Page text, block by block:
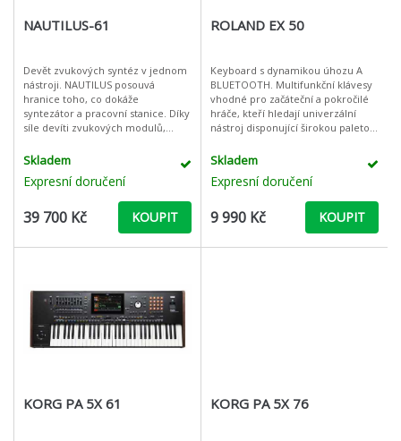
NAUTILUS-61
Devět zvukových syntéz v jednom
nástroji. NAUTILUS posouvá
hranice toho, co dokáže
syntezátor a pracovní stanice. Díky
síle devíti zvukových modulů,
bohatému samplingu, audio
Skladem
Expresní doručení
39 700 Kč KOUPIT
ROLAND EX 50
Keyboard s dynamikou úhozu A
BLUETOOTH. Multifunkční klávesy
vhodné pro začáteční a pokročilé
hráče, kteří hledají univerzální
nástroj disponující širokou paletou
doprovodů a novými technolo
Skladem
Expresní doručení
9 990 Kč KOUPIT
KORG PA 5X 61 KORG PA 5X 76